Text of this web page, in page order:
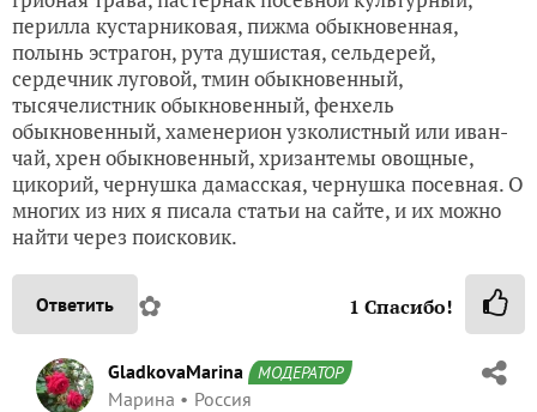
перилла кустарниковая, пижма обыкновенная,
полынь эстрагон, рута душистая, сельдерей,
сердечник луговой, тмин обыкновенный,
тысячелистник обыкновенный, фенхель
обыкновенный, хаменерион узколистный или иван-
чай, хрен обыкновенный, хризантемы овощные,
цикорий, чернушка дамасская, чернушка посевная. О
многих из них я писала статьи на сайте, и их можно
найти через поисковик.
Ответить ✿ 1 Спасибо!
GladkovaMarina МОДЕРАТОР
Марина
Россия